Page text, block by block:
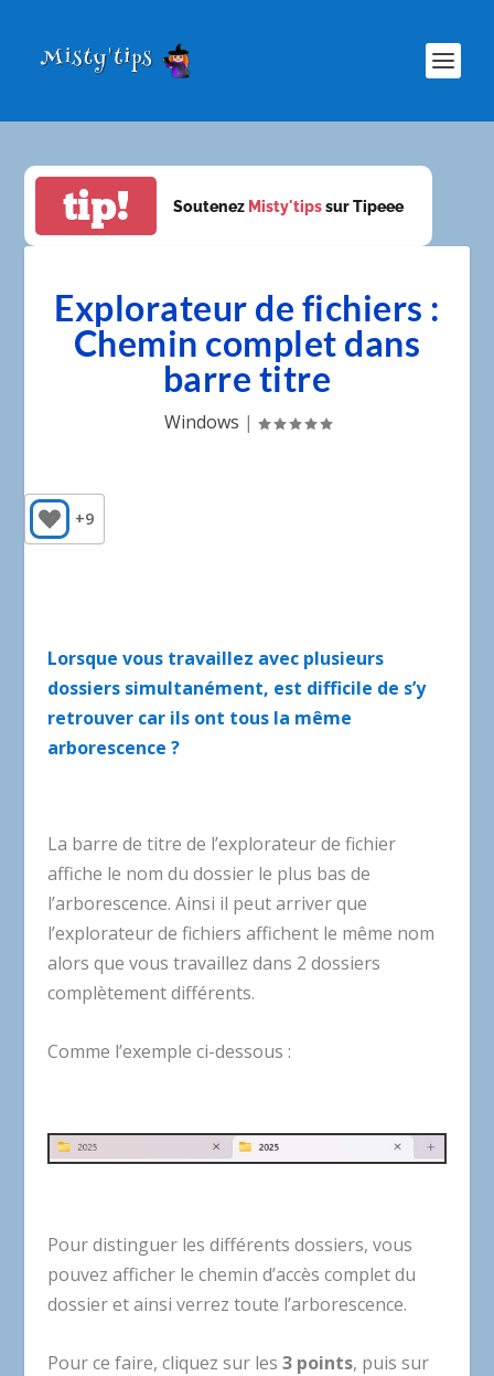
tip! Soutenez Misty'tipssur Tipeee
Explorateur de fichiers :
Chemin complet dans
barre titre
Windows |
+9
Lorsque vous travaillez avec plusieurs
dossiers simultanément, est difficile de s’y
retrouver car ils ont tous la même
arborescence ?
La barre de titre de l’explorateur de fichier
affiche le nom du dossier le plus bas de
l’arborescence. Ainsi il peut arriver que
l’explorateur de fichiers affichent le même nom
alors que vous travaillez dans 2 dossiers
complètement différents.
Comme l’exemple ci-dessous :
Pour distinguer les différents dossiers, vous
pouvez afficher le chemin d’accès complet du
dossier et ainsi verrez toute l’arborescence.
Pour ce faire, cliquez sur les 3 points, puis sur